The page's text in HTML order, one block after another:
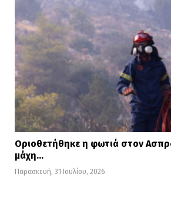
Οριοθετήθηκε η φωτιά στον
μάχη…
Παρασκευή, 31 Ιουλίου, 2026